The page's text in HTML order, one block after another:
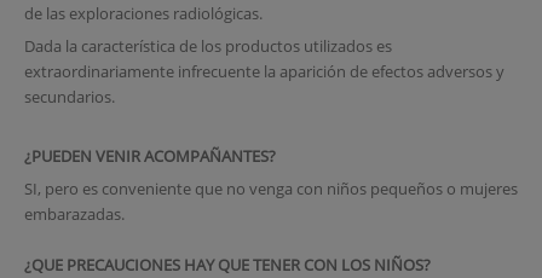
de las exploraciones radiológicas.
Dada la característica de los productos utilizados es
extraordinariamente infrecuente la aparición de efectos adversos y
secundarios.
¿PUEDEN VENIR ACOMPAÑANTES?
SI, pero es conveniente que no venga con niños pequeños o mujeres
embarazadas.
¿QUE PRECAUCIONES HAY QUE TENER CON LOS NIÑOS?